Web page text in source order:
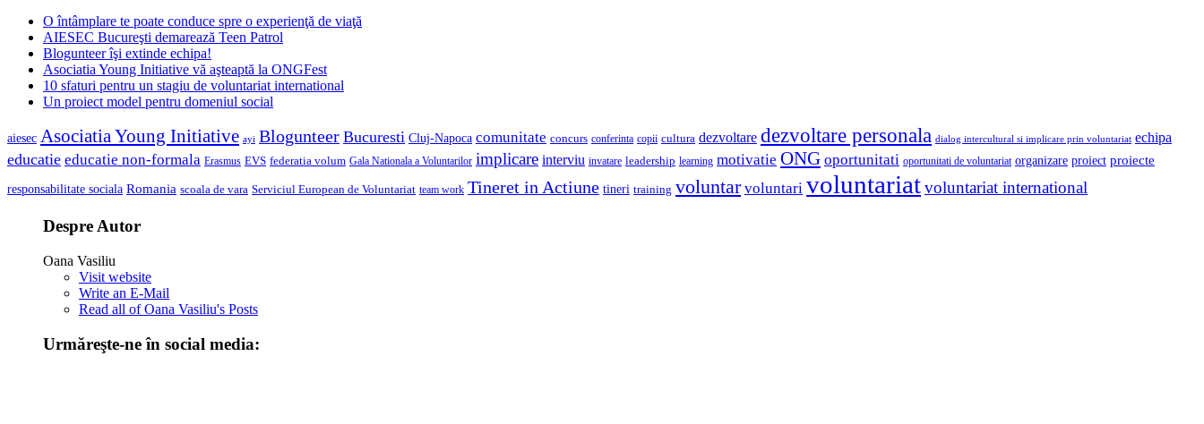
O întâmplare te poate conduce spre o experienţă de viaţă
AIESEC Bucureşti demarează Teen Patrol
Blogunteer îşi extinde echipa!
Asociatia Young Initiative vă aşteaptă la ONGFest
10 sfaturi pentru un stagiu de voluntariat international
Un proiect model pentru domeniul social
aiesec Asociatia Young Initiative ayi Blogunteer Bucuresti Cluj-Napoca comunitate concurs conferinta copii cultura dezvoltare dezvoltare personala dialog intercultural si implicare prin voluntariat echipa
educatie educatie non-formala Erasmus EVS federatia volum Gala Nationala a Voluntarilor implicare interviu invatare leadership learning motivatie ONG oportunitati oportunitati de voluntariat organizare proiect proiecte
responsabilitate sociala Romania scoala de vara Serviciul European de Voluntariat team work Tineret in Actiune tineri training voluntar voluntari voluntariatvoluntariat international
Despre Autor
Oana Vasiliu
Visit website
Write an E-Mail
Read all of Oana Vasiliu's Posts
Urmăreşte-ne în social media: